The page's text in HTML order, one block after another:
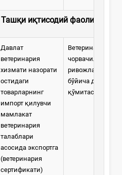
Ташқи иқтисодий фаолият
Давлат
ветеринария
хизмати назорати
остидаги
товарларнинг
импорт қилувчи
мамлакат
ветеринария
талаблари
асосида экспортга
(ветеринария
сертификати)
Ветеринария ва
чорвачиликни
ривожлантириш
бўйича давлат
қўмитаси